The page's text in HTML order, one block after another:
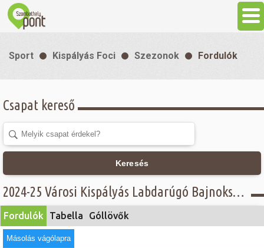
Látnivalók
Gasztronómia
Szállás
Sport
Sport Kispályás Foci Szezonok Fordulók
Csapat kereső
Keresés
2024-25 Városi Kispályás Labdarúgó Bajnokság - Fordulók - NEOsport csoport
Fordulók Tabella Góllövők
Másolás vágólapra